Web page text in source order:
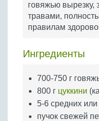
Бобовые
Яйца
говяжью вырезку,
травами,
правилам
Ингредиенты
700-750 г
800 г цуккини
5-6 средних
пучок свежей